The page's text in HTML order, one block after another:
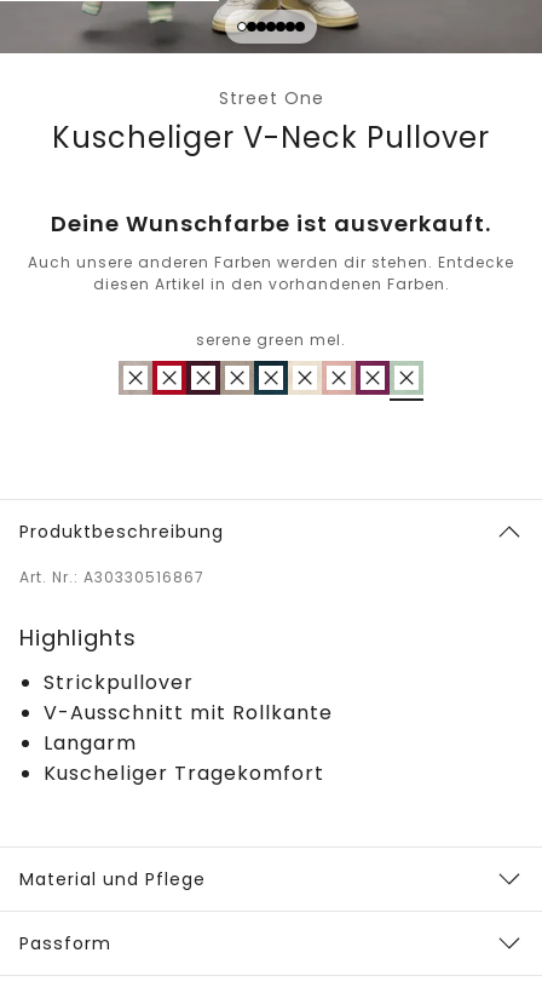
Street One
Kuscheliger V-Neck Pullover
Deine Wunschfarbe ist ausverkauft.
Auch unsere anderen Farben werden dir stehen. Entdecke
diesen Artikel in den vorhandenen Farben.
serene green mel.
Produktbeschreibung
Art. Nr.: A30330516867
Highlights
Strickpullover
V-Ausschnitt mit Rollkante
Langarm
Kuscheliger Tragekomfort
Material und Pflege
Passform